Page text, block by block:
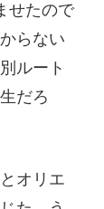
せたので
らない
ルート
だろ
オリエ